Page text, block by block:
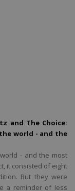
and The Choice:
world - and the
- and the most
it consisted of eight
But they were
a reminder of less